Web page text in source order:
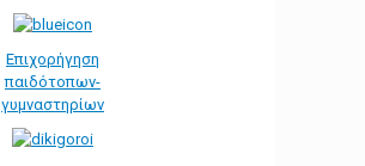
Επιχορήγηση
παιδότοπων-
γυμναστηρίων